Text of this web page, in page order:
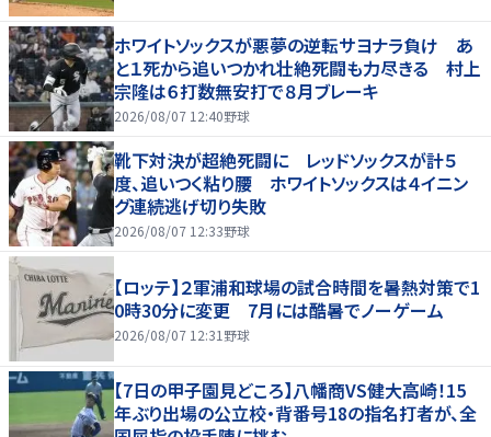
ホワイトソックスが悪夢の逆転サヨナラ負け あ
と１死から追いつかれ壮絶死闘も力尽きる 村上
宗隆は６打数無安打で８月ブレーキ
2026/08/07 12:40野球
靴下対決が超絶死闘に レッドソックスが計５
度、追いつく粘り腰 ホワイトソックスは４イニン
グ連続逃げ切り失敗
2026/08/07 12:33野球
【ロッテ】２軍浦和球場の試合時間を暑熱対策で1
0時30分に変更 7月には酷暑でノーゲーム
2026/08/07 12:31 野球
【7日の甲子園見どころ】八幡商VS健大高崎！15
年ぶり出場の公立校・背番号18の指名打者が、全